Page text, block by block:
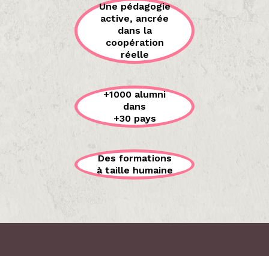
Une pédagogie
active, ancrée
dans la
coopération
réelle
+1000 alumni
dans
+30 pays
Des formations
à taille humaine